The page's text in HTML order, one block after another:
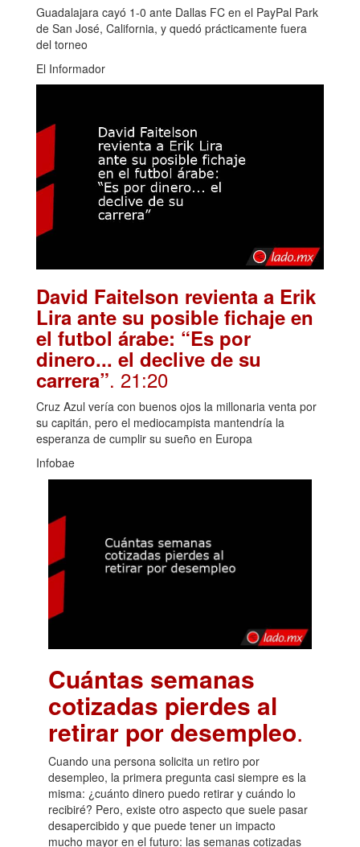
Guadalajara cayó 1-0 ante Dallas FC en el PayPal Park
de San José, California, y quedó prácticamente fuera
del torneo
El Informador
David Faitelson revienta a Erik
Lira ante su posible fichaje en
el futbol árabe: “Es por
dinero... el declive de su
carrera”. 21:20
Cruz Azul vería con buenos ojos la millonaria venta por
su capitán, pero el mediocampista mantendría la
esperanza de cumplir su sueño en Europa
Infobae
Cuántas semanas
cotizadas pierdes al
retirar por desempleo.
Cuando una persona solicita un retiro por
desempleo, la primera pregunta casi siempre es la
misma: ¿cuánto dinero puedo retirar y cuándo lo
recibiré? Pero, existe otro aspecto que suele pasar
desapercibido y que puede tener un impacto
mucho mayor en el futuro: las semanas cotizadas